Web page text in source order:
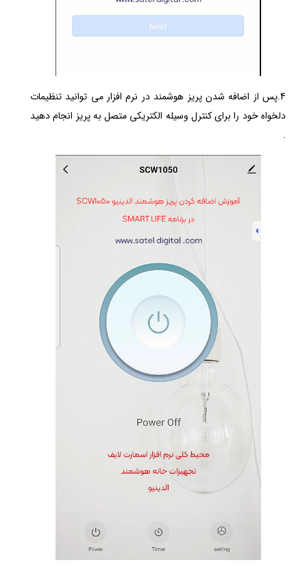
4.پس از اضافه شدن پریز هوشمند در نرم افزار می توانید تنظیمات
دلخواه خود را برای کنترل وسیله الکتریکی متصل به پریز انجام دهید
.